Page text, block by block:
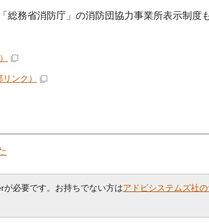
務省消防庁」の消防団協力事業所表示制度
リンク）
必要です。お持ちでない方はアドビシステムズ社